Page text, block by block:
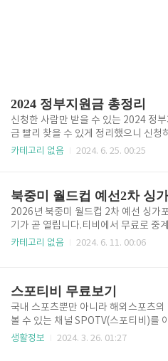
2024 정부지원금 총정리
신청한 사람만 받을 수 있는 2024 정
금 빨리 찾을 수 있게 정리했으니 신
년을 위한▶청년 문화예술패스 ▶️ 청년
보호사 급여계산▶️ 요양보호사 기출문
족돌봄 수당▶️ 경기도 휴가비 지원금▶️
년을 위한▶️ 경기도 청년 복지포인트
스▶️ 경기도 청년기본소득▶️ 경기도
조부모 돌봄수당▶️ 서울시 출산지원금,
카테고리 없음 2024. 6. 25. 00:25
2026년 북중미 월드컵 2차 예선 싱가
기가 곧 열립니다.티비에서 무료로 중
로 볼 수 없는 분들을 위해 PC나 핸드폰
경기✅ 중계: SBS, MBC, 쿠팡플레이
(화) 오후8시/ 대한민국 vs 중국✅ 장소
컵경기장✅ 중계: TV조선, 쿠팡플레이
시간 무료보기 쿠팡플레이 무료시청👆
카테고리 없음 2024. 6. 11. 00:06
스포티비 무료보기
국내 스포츠뿐만 아니라 해외스포츠의
볼 수 있는 채널 SPOTV(스포티비)를
선수가 경기하는 프리미어리그, 이정후
생활정보 2024. 3. 26. 01:27